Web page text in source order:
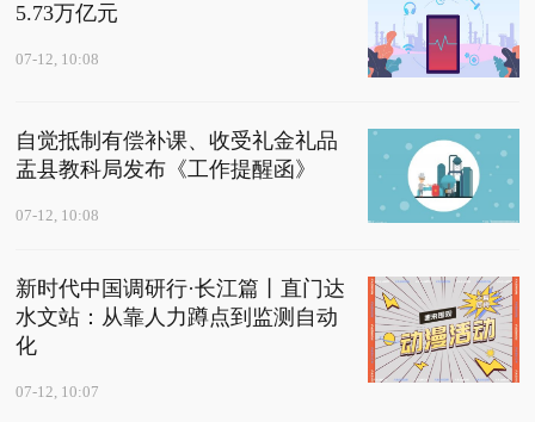
5.73万亿元
07-12, 10:08
自觉抵制有偿补课、收受礼金礼品
盂县教科局发布《工作提醒函》
07-12, 10:08
新时代中国调研行·长江篇丨直门达
水文站：从靠人力蹲点到监测自动
化
07-12, 10:07